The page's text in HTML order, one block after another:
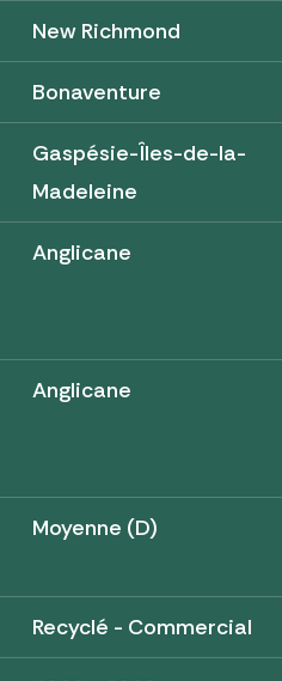
New Richmond
Bonaventure
Gaspésie-Îles-de-la-
Madeleine
Anglicane
Anglicane
Moyenne (D)
Recyclé - Commercial